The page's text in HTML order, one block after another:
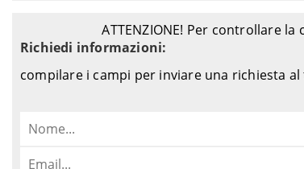
ATTENZIONE! Per controllare
Richiedi informazioni:
compilare i campi per inviare una richiesta